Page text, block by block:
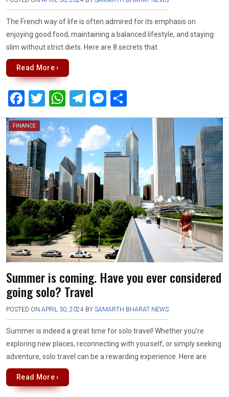
The French way of life is often admired for its emphasis on
enjoying good food, maintaining a balanced lifestyle, and staying
slim without strict diets. Here are 8 secrets that
Read More ›
F
a
ce
b
o
o
k
T
wi
tt
er
W
h
at
s
A
p
p
T
el
e
gr
a
m
M
es
se
n
g
er
h
ar
e
FINANCE
Summer is coming. Have you ever considered
going solo? Travel
POSTED ON APRIL 30, 2024 BY SAMARTH BHARAT NEWS
Summer is indeed a great time for solo travel! Whether you’re
exploring new places, reconnecting with yourself, or simply seeking
adventure, solo travel can be a rewarding experience. Here are
Read More ›